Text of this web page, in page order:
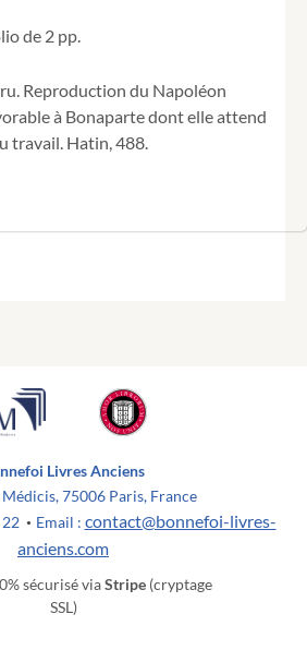
de 2 pp.
Reproduction du Napoléon
à Bonaparte dont elle attend
travail. Hatin, 488.
Livres Anciens
75006 Paris, France
22 • Email : contact@bonnefoi-livres-
anciens.com
sécurisé viaStripe (cryptage
SSL)